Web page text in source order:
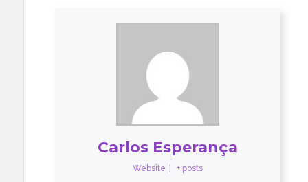
Carlos Esperança
Website + posts